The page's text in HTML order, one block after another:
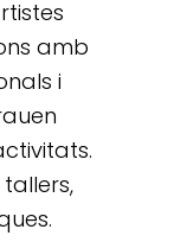
amb
i